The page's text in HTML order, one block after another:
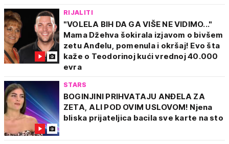
RIJALITI
"VOLELA BIH DA GA VIŠE NE VIDIMO..."
Mama Džehva šokirala izjavom o bivšem
zetu Anđelu, pomenula i okršaj! Evo šta
kaže o Teodorinoj kući vrednoj 40.000
evra
STARS
BOGINJINI PRIHVATAJU ANĐELA ZA
ZETA, ALI POD OVIM USLOVOM! Njena
bliska prijateljica bacila sve karte na sto